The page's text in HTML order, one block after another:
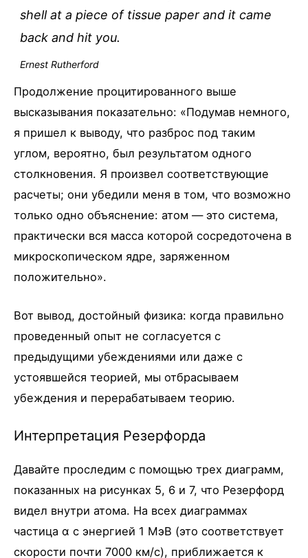
shell at a piece of tissue paper and it came
back and hit you.
Ernest Rutherford
Продолжение процитированного выше
высказывания показательно: «Подумав немного,
я пришел к выводу, что разброс под таким
углом, вероятно, был результатом одного
столкновения. Я произвел соответствующие
расчеты; они убедили меня в том, что возможно
только одно объяснение: атом — это система,
практически вся масса которой сосредоточена в
микроскопическом ядре, заряженном
положительно».
Вот вывод, достойный физика: когда правильно
проведенный опыт не согласуется с
предыдущими убеждениями или даже с
устоявшейся теорией, мы отбрасываем
убеждения и перерабатываем теорию.
Интерпретация Резерфорда
Давайте проследим с помощью трех диаграмм,
показанных на рисунках 5, 6 и 7, что Резерфорд
видел внутри атома. На всех диаграммах
частица α с энергией 1 МэВ (это соответствует
скорости почти 7000 км/с), приближается к